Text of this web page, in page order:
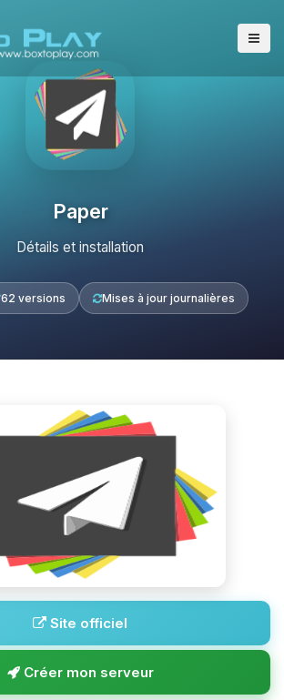
Paper
Détails et installation
62 versions Mises à jour journalières
Site officiel
Créer mon serveur